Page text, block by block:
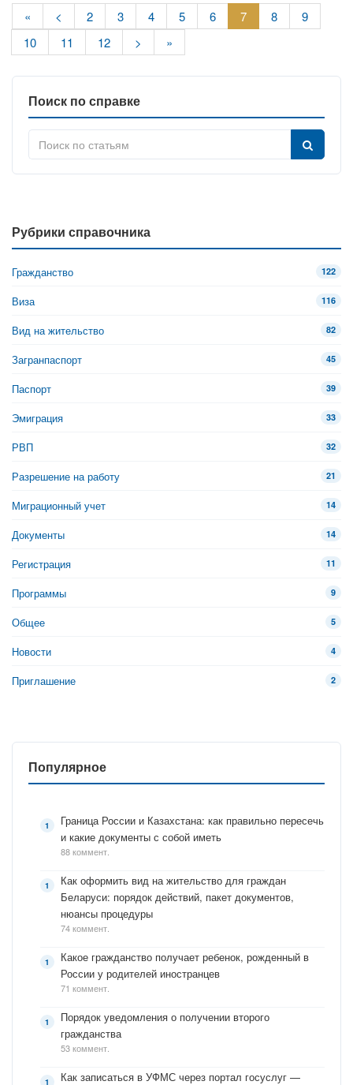
« < 2 3 4 5 6 7 8
9
10
11 12 > »
Поиск по справке
Рубрики справочника
Гражданство 122
Виза 116
Вид на жительство 82
Загранпаспорт 45
Паспорт 39
Эмиграция 33
РВП 32
Разрешение на работу 21
Миграционный учет 14
Документы 14
Регистрация 11
Программы 9
Общее 5
Новости 4
Приглашение 2
Популярное
Граница России и Казахстана: как правильно пересечь
и какие документы с собой иметь
88 коммент.
Как оформить вид на жительство для граждан
Беларуси: порядок действий, пакет документов,
нюансы процедуры
74 коммент.
Какое гражданство получает ребенок, рожденный в
России у родителей иностранцев
71 коммент.
Порядок уведомления о получении второго
гражданства
53 коммент.
Как записаться в УФМС через портал госуслуг —